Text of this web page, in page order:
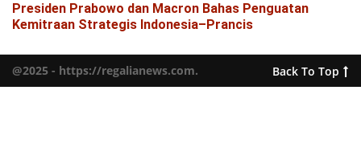
Presiden Prabowo dan Macron Bahas Penguatan
Kemitraan Strategis Indonesia–Prancis
@2025 - https://regalianews.com. Back To Top